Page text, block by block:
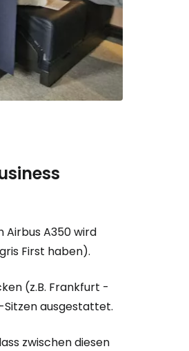
Airbus A350 wird
First haben).
(z.B. Frankfurt -
Sitzen ausgestattet.
zwischen diesen